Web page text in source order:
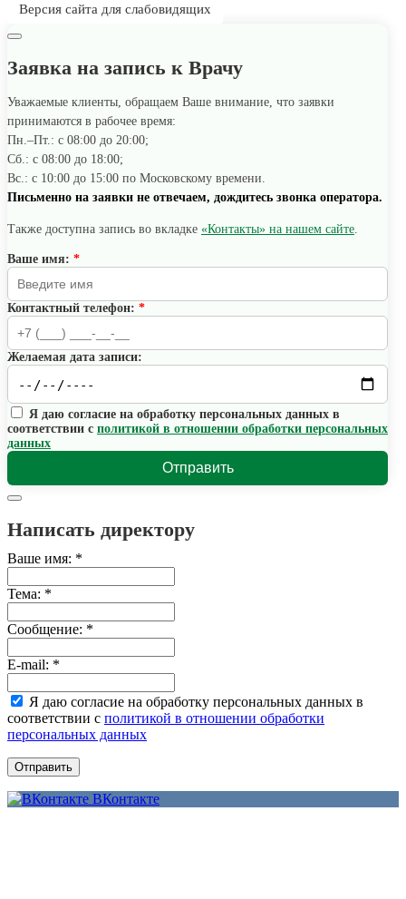
Версия сайта для слабовидящих
Заявка на запись к Врачу
Уважаемые клиенты, обращаем Ваше внимание, что заявки
принимаются в рабочее время:
Пн.–Пт.: с 08:00 до 20:00;
Сб.: с 08:00 до 18:00;
Вс.: с 10:00 до 15:00 по Московскому времени.
Письменно на заявки не отвечаем, дождитесь звонка оператора.
Также доступна запись во вкладке «Контакты» на нашем сайте.
Ваше имя: *
Контактный телефон: *
Желаемая дата записи:
Я даю согласие на обработку персональных данных в
соответствии с политикой в отношении обработки персональных
данных
Отправить
Написать директору
Ваше имя: *
Тема: *
Сообщение: *
E-mail: *
Я даю согласие на обработку персональных данных в
соответствии с политикой в отношении обработки
персональных данных
Отправить
ВКонтакте